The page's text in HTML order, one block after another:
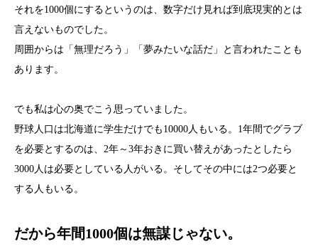
それを1000個にするというのは、数字だけ見れば到底現実的とは
言えないものでした。
周囲からは「無理だろう」「夢みたいな話だ」と言われたことも
あります。
でも私は心の奥でこう思っていました。
野球人口は北海道に学生だけでも10000人もいる。1年間でグラブ
を必要とするのは、2年～3年おきに買い替えがあったとしたら
3000人は必要としている人がいる。そしてその中には2つ必要と
する人もいる。
だから年間1000個は無謀じゃない。